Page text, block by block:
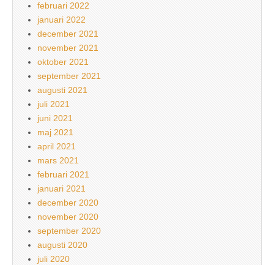
februari 2022
januari 2022
december 2021
november 2021
oktober 2021
september 2021
augusti 2021
juli 2021
juni 2021
maj 2021
april 2021
mars 2021
februari 2021
januari 2021
december 2020
november 2020
september 2020
augusti 2020
juli 2020